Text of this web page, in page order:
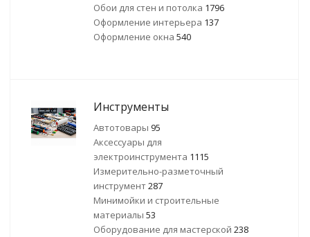
Обои для стен и потолка 1796
Оформление интерьера 137
Оформление окна 540
Инструменты
Автотовары 95
Аксессуары для
электроинструмента 1115
Измерительно-разметочный
инструмент287
Минимойки и строительные
материалы 53
Оборудование для мастерской 238